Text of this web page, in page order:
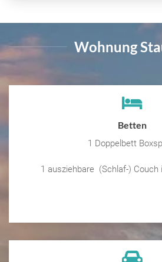
Wohnung
Betten
1 Doppelbett
1 ausziehbare (Schlaf-) Couch